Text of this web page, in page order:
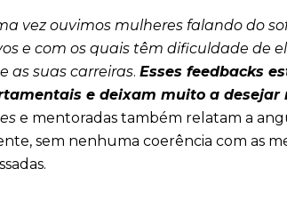
vez ouvimos mulheres falando do
e com os quais têm dificuldade de
as suas carreiras. Esses feedbacks
e deixam muito a desejar
e mentoradas também relatam a
sem nenhuma coerência com as